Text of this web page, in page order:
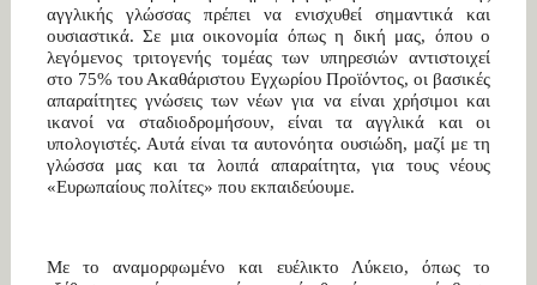
αγγλικής γλώσσας πρέπει να ενισχυθεί σημαντικά και
ουσιαστικά. Σε μια οικονομία όπως η δική μας, όπου ο
λεγόμενος τριτογενής τομέας των υπηρεσιών αντιστοιχεί
στο 75% του Ακαθάριστου Εγχωρίου Προϊόντος, οι βασικές
απαραίτητες γνώσεις των νέων για να είναι χρήσιμοι και
ικανοί να σταδιοδρομήσουν, είναι τα αγγλικά και οι
υπολογιστές. Αυτά είναι τα αυτονόητα ουσιώδη, μαζί με τη
γλώσσα μας και τα λοιπά απαραίτητα, για τους νέους
«Ευρωπαίους πολίτες» που εκπαιδεύουμε.
Με το αναμορφωμένο και ευέλικτο Λύκειο, όπως το